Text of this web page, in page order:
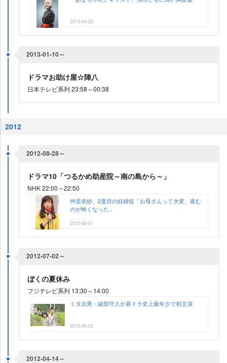
2013-04-20
2013-01-10～
ドラマお助け屋☆陣八
日本テレビ系列 23:58～00:38
2012
2012-08-28～
ドラマ10「つるかめ助産院～南の島から～」
NHK 22:00～22:50
仲里依紗、2度目の妊婦役「お母さんって大変、産む
のが怖くなった」
2012-08-01
2012-07-02～
ぼくの夏休み
フジテレビ系列 13:30～14:00
ミタ次男・綾部守人が昼ドラ史上最年少で初主演
2012-06-02
2012-04-14～